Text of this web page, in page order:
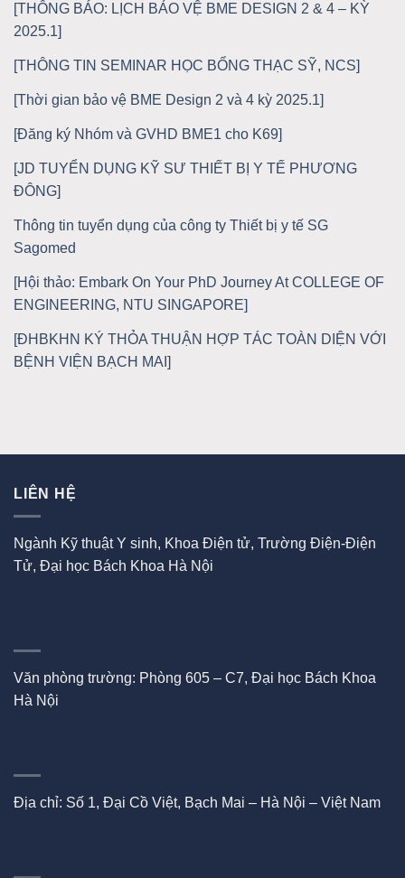
[THÔNG BÁO: LỊCH BẢO VỆ BME DESIGN 2 & 4 – KỲ
2025.1]
[THÔNG TIN SEMINAR HỌC BỔNG THẠC SỸ, NCS]
[Thời gian bảo vệ BME Design 2 và 4 kỳ 2025.1]
[Đăng ký Nhóm và GVHD BME1 cho K69]
[JD TUYỂN DỤNG KỸ SƯ THIẾT BỊ Y TẾ PHƯƠNG
ĐÔNG]
Thông tin tuyển dụng của công ty Thiết bị y tế SG
Sagomed
[Hội thảo: Embark On Your PhD Journey At COLLEGE OF
ENGINEERING, NTU SINGAPORE]
[ĐHBKHN KÝ THỎA THUẬN HỢP TÁC TOÀN DIỆN VỚI
BỆNH VIỆN BẠCH MAI]
LIÊN HỆ
Ngành Kỹ thuật Y sinh, Khoa Điện tử, Trường Điện-Điện
Tử, Đại học Bách Khoa Hà Nội
Văn phòng trường: Phòng 605 – C7, Đại học Bách Khoa
Hà Nội
Địa chỉ: Số 1, Đại Cồ Việt, Bạch Mai – Hà Nội – Việt Nam